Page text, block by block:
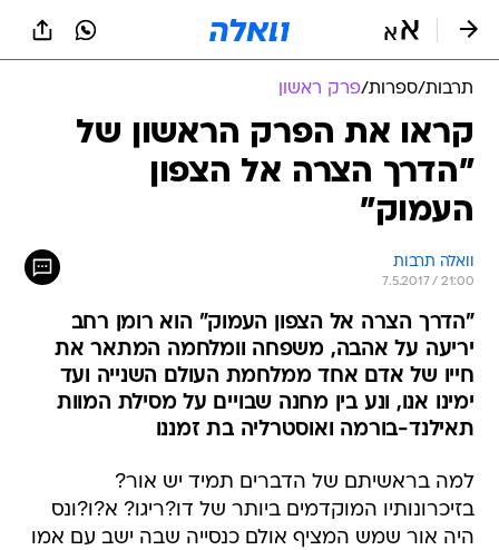
תרבות/ספרות/פרק ראשון
קראו את הפרק הראשון של
"הדרך הצרה אל הצפון
העמוק"
וואלה תרבות
7.5.2017 / 21:00
"הדרך הצרה אל הצפון העמוק" הוא רומן רחב
יריעה על אהבה, משפחה וומלחמה המתאר את
חייו של אדם אחד ממלחמת העולם השנייה ועד
ימינו אנו, ונע בין מחנה שבויים על מסילת המוות
תאילנד-בורמה ואוסטרליה בת זמננו
למה בראשיתם של הדברים תמיד יש אור?
בזיכרונותיו המוקדמים ביותר של דו?ריגו? א?ו?ונס
היה אור שמש המציף אולם כנסייה שבה ישב עם אמו